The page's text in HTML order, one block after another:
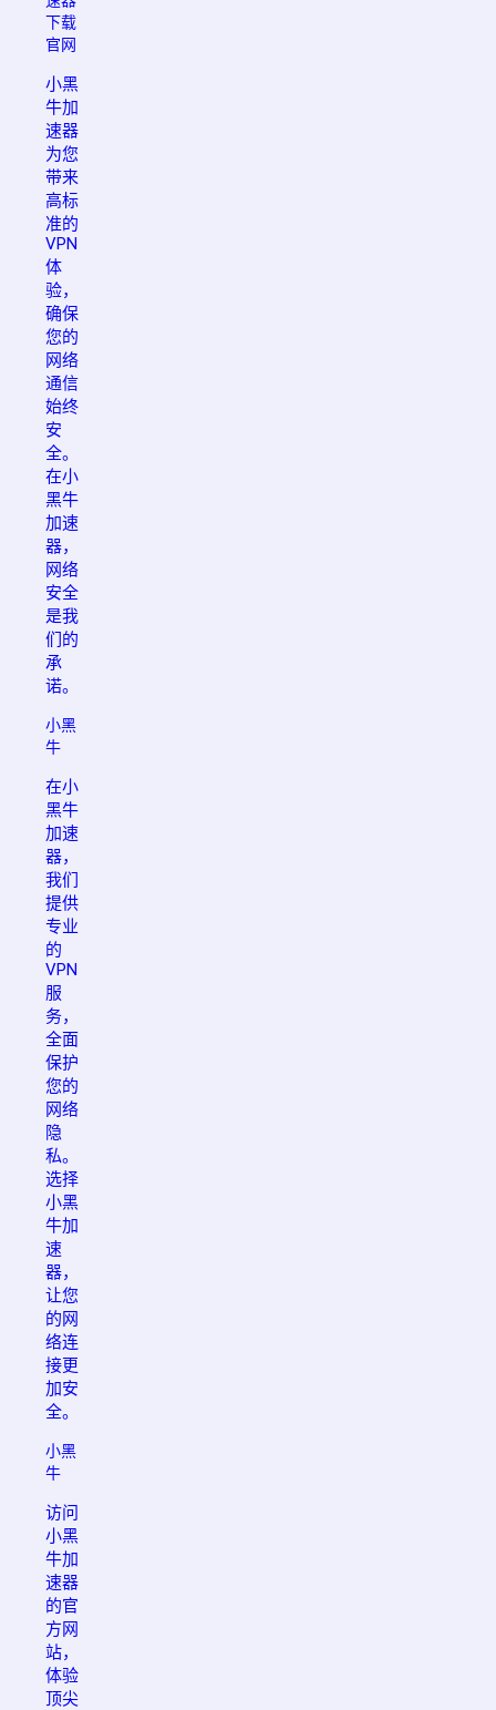
下载
官网
小黑
牛加
速器
为您
带来
高标
准的
VPN
体
验，
确保
您的
网络
通信
始终
安
全。
在小
黑牛
加速
器，
网络
安全
是我
们的
承
诺。
小黑
牛
在小
黑牛
加速
器，
我们
提供
专业
的
VPN
服
务，
全面
保护
您的
网络
隐
私。
选择
小黑
牛加
速
器，
让您
的网
络连
接更
加安
全。
小黑
牛
访问
小黑
牛加
速器
的官
方网
站，
体验
顶尖